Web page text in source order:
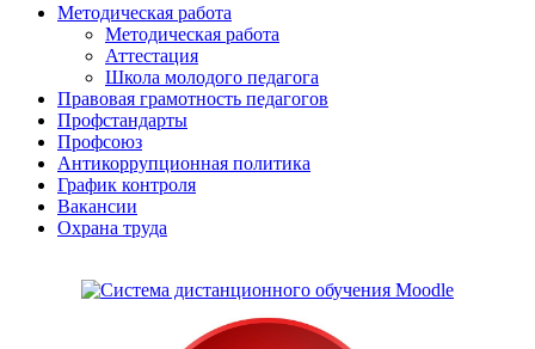
Методическая работа
Методическая работа
Аттестация
Школа молодого педагога
Правовая грамотность педагогов
Профстандарты
Профсоюз
Антикоррупционная политика
График контроля
Вакансии
Охрана труда